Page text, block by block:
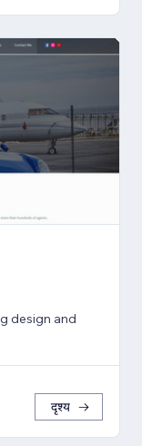
design and
दृश्य